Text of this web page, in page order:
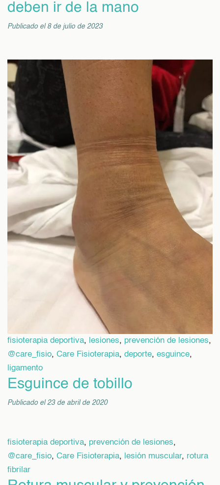
deben ir de la mano
Publicado el 8 de julio de 2023
fisioterapia deportiva, lesiones, prevención de lesiones,
@care_fisio, Care Fisioterapia, deporte, esguince,
ligamento
Esguince de tobillo
Publicado el 23 de abril de 2020
fisioterapia deportiva, prevención de lesiones,
@care_fisio, Care Fisioterapia, lesión muscular, rotura
fibrilar